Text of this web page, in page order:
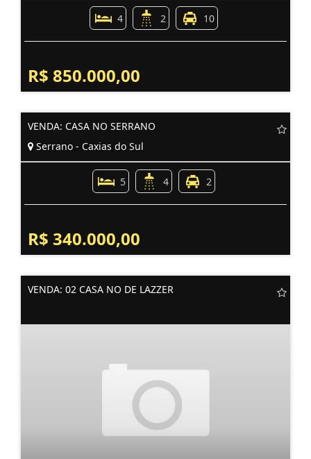
4 2 10
R$ 850.000,00
VENDA: CASA NO SERRANO
Serrano - Caxias do Sul
5 4 2
R$ 340.000,00
VENDA: 02 CASA NO DE LAZZER